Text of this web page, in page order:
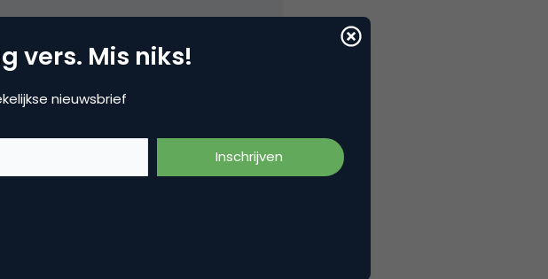
vers. Mis niks!
nieuwsbrief